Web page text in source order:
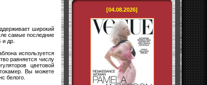
широкий
самые последние
др.
используется
равняется числу
цветовой
Вы можете
белого.
[04.08.2026]